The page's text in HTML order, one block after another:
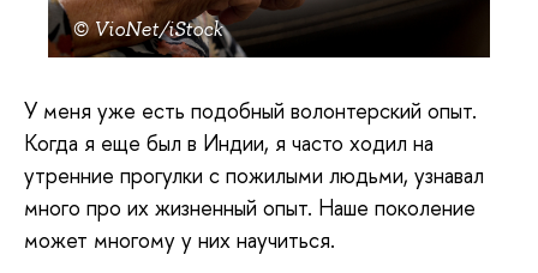
© VioNet/iStock
У меня уже есть подобный волонтерский опыт.
Когда я еще был в Индии, я часто ходил на
утренние прогулки с пожилыми людьми, узнавал
много про их жизненный опыт. Наше поколение
может многому у них научиться.